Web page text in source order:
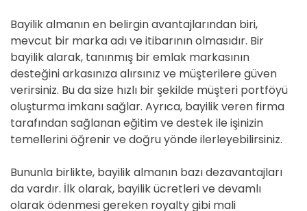
Bayilik almanın en belirgin avantajlarından biri,
mevcut bir marka adı ve itibarının olmasıdır. Bir
bayilik alarak, tanınmış bir emlak markasının
desteğini arkasınıza alırsınız ve müşterilere güven
verirsiniz. Bu da size hızlı bir şekilde müşteri portföyü
oluşturma imkanı sağlar. Ayrıca, bayilik veren firma
tarafından sağlanan eğitim ve destek ile işinizin
temellerini öğrenir ve doğru yönde ilerleyebilirsiniz.
Bununla birlikte, bayilik almanın bazı dezavantajları
da vardır. İlk olarak, bayilik ücretleri ve devamlı
olarak ödenmesi gereken royalty gibi mali